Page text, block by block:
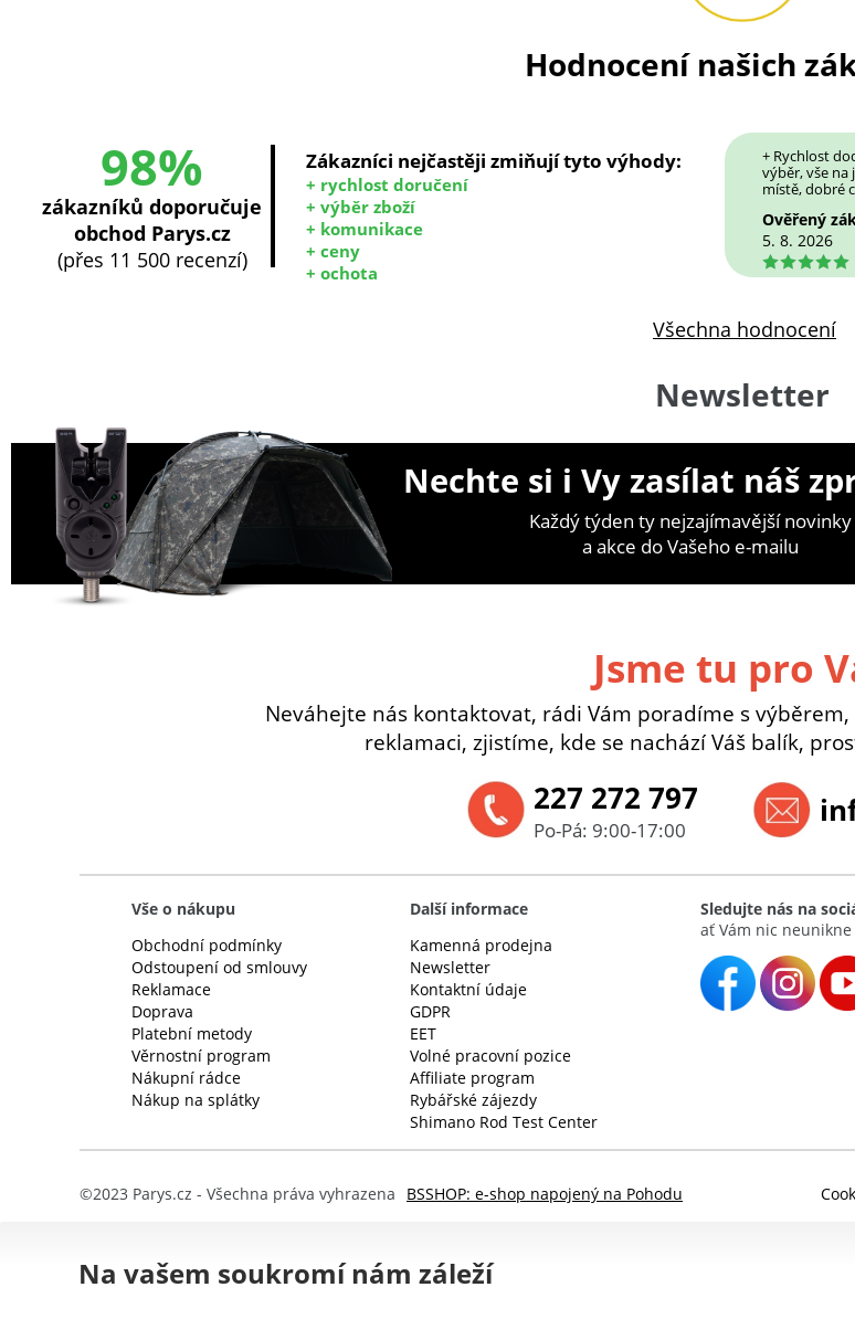
Hodnocení našich
98%
zákazníků doporučuje
obchod Parys.cz
(přes 11 500 recenzí)
Zákazníci nejčastěji zmiňují tyto výhody:
+ rychlost doručení
+ výběr zboží
+ komunikace
+ ceny
+ ochota
+ Rychlost
výběr, vše na
místě, dobré
Ověřený
5. 8. 2026
5
Všechna hodnocení
Newsletter
Nechte si i Vy zasílat náš
Každý týden ty nejzajímavější novinky
a akce do Vašeho e-mailu
Jsme tu pro
Neváhejte nás kontaktovat, rádi Vám poradíme s
reklamaci, zjistíme, kde se nachází Váš balík,
227 272 797
Po-Pá: 9:00-17:00
Vše o nákupu
Obchodní podmínky
Odstoupení od smlouvy
Reklamace
Doprava
Platební metody
Věrnostní program
Nákupní rádce
Nákup na splátky
Další informace
Kamenná prodejna
Newsletter
Kontaktní údaje
GDPR
EET
Volné pracovní pozice
Affiliate program
Rybářské zájezdy
Shimano Rod Test Center
Sledujte nás na
ať Vám nic neunikne
©2023 Parys.cz - Všechna práva vyhrazena BSSHOP: e-shop napojený na Pohodu
Na vašem soukromí nám záleží